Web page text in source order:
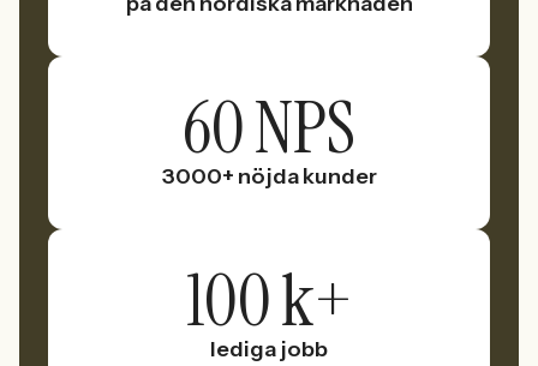
60 NPS
3000+ nöjda kunder
100 k+
lediga jobb